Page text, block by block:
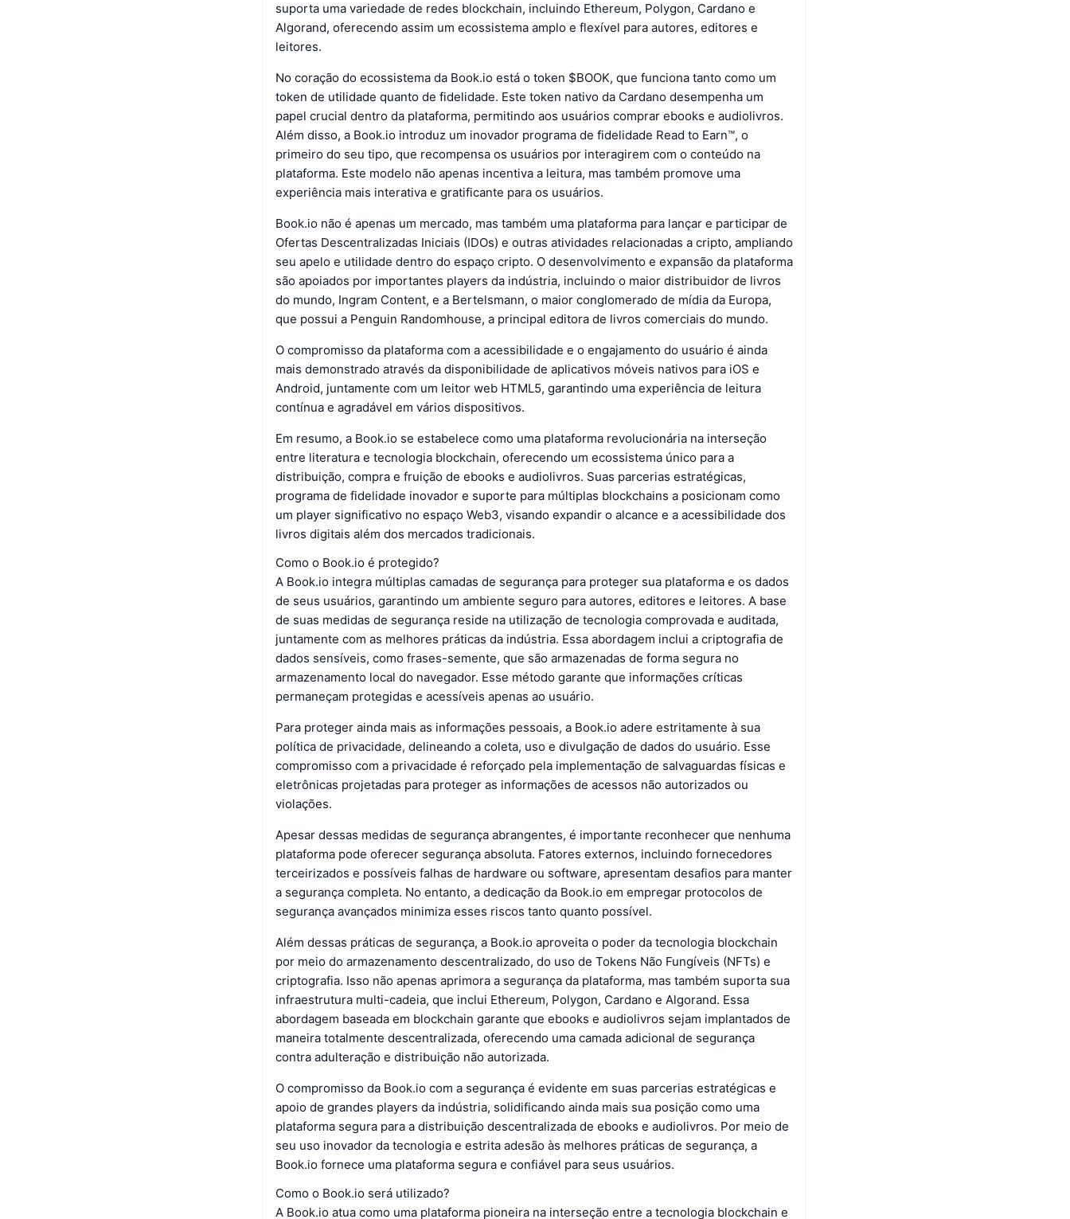
suporta uma variedade de redes blockchain, incluindo Ethereum, Polygon, Cardano e
Algorand, oferecendo assim um ecossistema amplo e flexível para autores, editores e
leitores.
No coração do ecossistema da Book.io está o token $BOOK, que funciona tanto como um
token de utilidade quanto de fidelidade. Este token nativo da Cardano desempenha um
papel crucial dentro da plataforma, permitindo aos usuários comprar ebooks e audiolivros.
Além disso, a Book.io introduz um inovador programa de fidelidade Read to Earn™, o
primeiro do seu tipo, que recompensa os usuários por interagirem com o conteúdo na
plataforma. Este modelo não apenas incentiva a leitura, mas também promove uma
experiência mais interativa e gratificante para os usuários.
Book.io não é apenas um mercado, mas também uma plataforma para lançar e participar de
Ofertas Descentralizadas Iniciais (IDOs) e outras atividades relacionadas a cripto, ampliando
seu apelo e utilidade dentro do espaço cripto. O desenvolvimento e expansão da plataforma
são apoiados por importantes players da indústria, incluindo o maior distribuidor de livros
do mundo, Ingram Content, e a Bertelsmann, o maior conglomerado de mídia da Europa,
que possui a Penguin Randomhouse, a principal editora de livros comerciais do mundo.
O compromisso da plataforma com a acessibilidade e o engajamento do usuário é ainda
mais demonstrado através da disponibilidade de aplicativos móveis nativos para iOS e
Android, juntamente com um leitor web HTML5, garantindo uma experiência de leitura
contínua e agradável em vários dispositivos.
Em resumo, a Book.io se estabelece como uma plataforma revolucionária na interseção
entre literatura e tecnologia blockchain, oferecendo um ecossistema único para a
distribuição, compra e fruição de ebooks e audiolivros. Suas parcerias estratégicas,
programa de fidelidade inovador e suporte para múltiplas blockchains a posicionam como
um player significativo no espaço Web3, visando expandir o alcance e a acessibilidade dos
livros digitais além dos mercados tradicionais.
Como o Book.io é protegido?
A Book.io integra múltiplas camadas de segurança para proteger sua plataforma e os dados
de seus usuários, garantindo um ambiente seguro para autores, editores e leitores. A base
de suas medidas de segurança reside na utilização de tecnologia comprovada e auditada,
juntamente com as melhores práticas da indústria. Essa abordagem inclui a criptografia de
dados sensíveis, como frases-semente, que são armazenadas de forma segura no
armazenamento local do navegador. Esse método garante que informações críticas
permaneçam protegidas e acessíveis apenas ao usuário.
Para proteger ainda mais as informações pessoais, a Book.io adere estritamente à sua
política de privacidade, delineando a coleta, uso e divulgação de dados do usuário. Esse
compromisso com a privacidade é reforçado pela implementação de salvaguardas físicas e
eletrônicas projetadas para proteger as informações de acessos não autorizados ou
violações.
Apesar dessas medidas de segurança abrangentes, é importante reconhecer que nenhuma
plataforma pode oferecer segurança absoluta. Fatores externos, incluindo fornecedores
terceirizados e possíveis falhas de hardware ou software, apresentam desafios para manter
a segurança completa. No entanto, a dedicação da Book.io em empregar protocolos de
segurança avançados minimiza esses riscos tanto quanto possível.
Além dessas práticas de segurança, a Book.io aproveita o poder da tecnologia blockchain
por meio do armazenamento descentralizado, do uso de Tokens Não Fungíveis (NFTs) e
criptografia. Isso não apenas aprimora a segurança da plataforma, mas também suporta sua
infraestrutura multi-cadeia, que inclui Ethereum, Polygon, Cardano e Algorand. Essa
abordagem baseada em blockchain garante que ebooks e audiolivros sejam implantados de
maneira totalmente descentralizada, oferecendo uma camada adicional de segurança
contra adulteração e distribuição não autorizada.
O compromisso da Book.io com a segurança é evidente em suas parcerias estratégicas e
apoio de grandes players da indústria, solidificando ainda mais sua posição como uma
plataforma segura para a distribuição descentralizada de ebooks e audiolivros. Por meio de
seu uso inovador da tecnologia e estrita adesão às melhores práticas de segurança, a
Book.io fornece uma plataforma segura e confiável para seus usuários.
Como o Book.io será utilizado?
A Book.io atua como uma plataforma pioneira na interseção entre a tecnologia blockchain e